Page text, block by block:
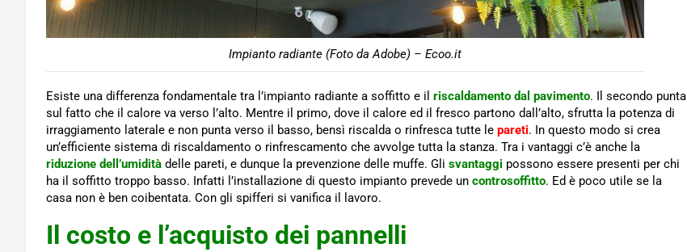
Impianto radiante (Foto da Adobe) – Ecoo.it
Esiste una differenza fondamentale tra l’impianto radiante a soffitto e il riscaldamento dal pavimento. Il secondo punta
sul fatto che il calore va verso l’alto. Mentre il primo, dove il calore ed il fresco partono dall’alto, sfrutta la potenza di
irraggiamento laterale e non punta verso il basso, bensì riscalda o rinfresca tutte le pareti. In questo modo si crea
un’efficiente sistema di riscaldamento o rinfrescamento che avvolge tutta la stanza. Tra i vantaggi c’è anche la
riduzione dell’umidità delle pareti, e dunque la prevenzione delle muffe. Gli svantaggi possono essere presenti per chi
ha il soffitto troppo basso. Infatti l’installazione di questo impianto prevede un controsoffitto. Ed è poco utile se la
casa non è ben coibentata. Con gli spifferi si vanifica il lavoro.
Il costo e l’acquisto dei pannelli